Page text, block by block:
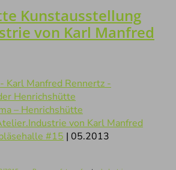
Kunstausstellung
von Karl Manfred
– Henrichshütte
von Karl Manfred
#15 | 05.2013